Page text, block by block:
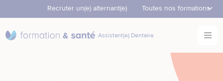
Accèder directement au contenu
Recruter un(e) alternant(e) Toutes nos formations
element.menu.open_menu
Nos formations
Retour à la page d'accueil
Assistant(e) Dentaire